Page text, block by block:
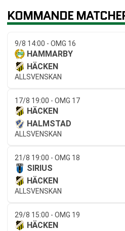
KOMMANDE
9/8 14:00 - OMG 16
HAMMARBY
HÄCKEN
ALLSVENSKAN
17/8 19:00 - OMG 17
HÄCKEN
HALMSTAD
ALLSVENSKAN
21/8 19:00 - OMG 18
SIRIUS
HÄCKEN
ALLSVENSKAN
29/8 15:00 - OMG 19
HÄCKEN